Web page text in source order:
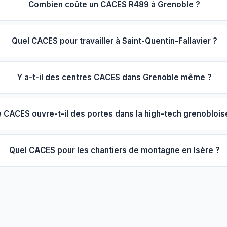
Combien coûte un CACES R489 à Grenoble ?
Quel CACES pour travailler à Saint-Quentin-Fallavier ?
Y a-t-il des centres CACES dans Grenoble même ?
CACES ouvre-t-il des portes dans la high-tech
Quel CACES pour les chantiers de montagne en Isère ?